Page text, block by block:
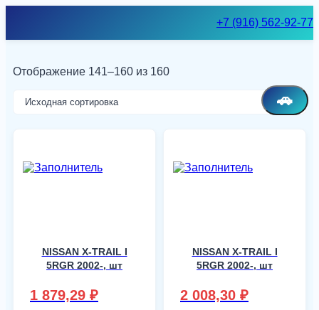
+7 (916) 562-92-77
🚗
Отображение 141–160 из 160
NISSAN X-TRAIL I
5RGR 2002-, шт
1 879,29 ₽
NISSAN X-TRAIL I
5RGR 2002-, шт
2 008,30 ₽